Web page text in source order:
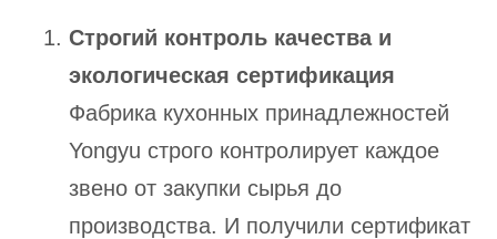
Строгий контроль качества и
экологическая сертификация
Фабрика кухонных принадлежностей
Yongyu строго контролирует каждое
звено от закупки сырья до
производства. И получили сертификат